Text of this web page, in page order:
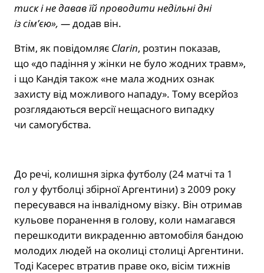
тиск і не давав їй проводити недільні дні
із сім’єю», —додав він.
Втім, як повідомляє Clarin, розтин показав,
що «до падіння у жінки не було жодних травм»,
і що Кандія також «не мала жодних ознак
захисту від можливого нападу». Тому всерйоз
розглядаються версії нещасного випадку
чи самогубства.
До речі, колишня зірка футболу (24 матчі та 1
гол у футболці збірної Аргентини) з 2009 року
пересувався на інвалідному візку. Він отримав
кульове поранення в голову, коли намагався
перешкодити викраденню автомобіля бандою
молодих людей на околиці столиці Аргентини.
Тоді Касерес втратив праве око, вісім тижнів